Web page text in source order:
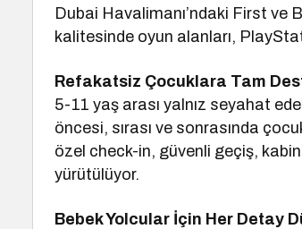
Dubai Havalimanı’ndaki First
kalitesinde oyun alanları,
Refakatsiz Çocuklara Tam
5-11 yaş arası yalnız seyahat
öncesi, sırası ve sonrasında
özel check-in, güvenli geçiş,
yürütülüyor.
Bebek Yolcular İçin Her Detay